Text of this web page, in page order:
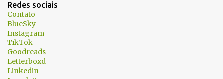
á
r
i
o
s
Redes sociais
Contato
BlueSky
Instagram
TikTok
Goodreads
Letterboxd
Linkedin